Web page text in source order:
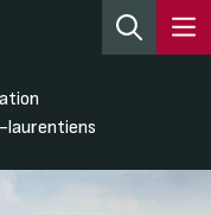
laurentiens